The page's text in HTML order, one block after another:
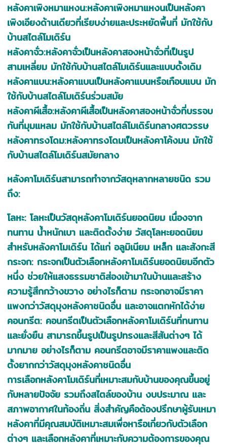
หลังคาเพิงหมาแหงน:หลังคาเพิงหมาแหงนเป็นหลังคา
เพิงเอียงด้านเดียวที่เรียบง่ายและประหยัดพื้นที่ มักใช้กับ
บ้านสไตล์โมเดิร์น
หลังคาจั่ว:หลังคาจั่วเป็นหลังคาสองหน้าจั่วที่เป็นรูป
สามเหลี่ยม มักใช้กับบ้านสไตล์โมเดิร์นและแบบดั้งเดิม
หลังคาแบน:หลังคาแบนเป็นหลังคาแบนหรือเกือบแบน มัก
ใช้กับบ้านสไตล์โมเดิร์นร่วมสมัย
หลังคาผีเสื้อ:หลังคาผีเสื้อเป็นหลังคาสองหน้าจั่วที่บรรจบ
กันที่มุมแหลม มักใช้กับบ้านสไตล์โมเดิร์นกลางศตวรรษ
หลังคาทรงโดม:หลังคาทรงโดมเป็นหลังคาโค้งมน มักใช้
กับบ้านสไตล์โมเดิร์นสมัยกลาง
หลังคาโมเดิร์นสามารถทำจากวัสดุหลากหลายชนิด รวม
ถึง:
โลหะ: โลหะเป็นวัสดุหลังคาโมเดิร์นยอดนิยม เนื่องจาก
ทนทาน น้ำหนักเบา และติดตั้งง่าย วัสดุโลหะยอดนิยม
สำหรับหลังคาโมเดิร์น ได้แก่ อลูมิเนียม เหล็ก และสังกะสี
กระจก: กระจกเป็นตัวเลือกหลังคาโมเดิร์นยอดนิยมอีกตัว
หนึ่ง ช่วยให้แสงธรรมชาติส่องเข้ามาในบ้านและสร้าง
ความรู้สึกกว้างขวาง อย่างไรก็ตาม กระจกอาจมีราคา
แพงกว่าวัสดุมุงหลังคาชนิดอื่น และอาจแตกหักได้ง่าย
คอนกรีต: คอนกรีตเป็นตัวเลือกหลังคาโมเดิร์นที่ทนทาน
และยั่งยืน สามารถขึ้นรูปเป็นรูปทรงและสีสันต่างๆ ได้
มากมาย อย่างไรก็ตาม คอนกรีตอาจมีราคาแพงและติด
ตั้งยากกว่าวัสดุมุงหลังคาชนิดอื่น
การเลือกหลังคาโมเดิร์นที่เหมาะสมกับบ้านของคุณขึ้นอยู่
กับหลายปัจจัย รวมถึงสไตล์ของบ้าน งบประมาณ และ
สภาพอากาศในท้องถิ่น สิ่งสำคัญคือต้องปรึกษาผู้รับเหมา
หลังคาที่มีคุณสมบัติเหมาะสมเพื่อหารือเกี่ยวกับตัวเลือก
ต่างๆ และเลือกหลังคาที่เหมาะกับความต้องการของคุณ